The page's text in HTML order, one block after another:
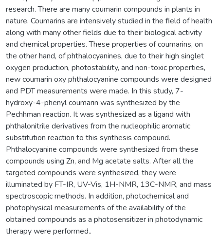
research. There are many coumarin compounds in plants in
nature. Coumarins are intensively studied in the field of health
along with many other fields due to their biological activity
and chemical properties. These properties of coumarins, on
the other hand, of phthalocyanines, due to their high singlet
oxygen production, photostability, and non-toxic properties,
new coumarin oxy phthalocyanine compounds were designed
and PDT measurements were made. In this study, 7-
hydroxy-4-phenyl coumarin was synthesized by the
Pechhman reaction. It was synthesized as a ligand with
phthalonitrile derivatives from the nucleophilic aromatic
substitution reaction to this synthesis compound.
Phthalocyanine compounds were synthesized from these
compounds using Zn, and Mg acetate salts. After all the
targeted compounds were synthesized, they were
illuminated by FT-IR, UV-Vis, 1H-NMR, 13C-NMR, and mass
spectroscopic methods. In addition, photochemical and
photophysical measurements of the availability of the
obtained compounds as a photosensitizer in photodynamic
therapy were performed..